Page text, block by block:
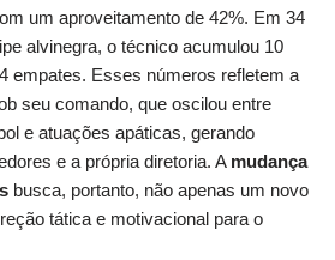
um aproveitamento de 42%. Em 34
alvinegra, o técnico acumulou 10
empates. Esses números refletem a
seu comando, que oscilou entre
e atuações apáticas, gerando
e a própria diretoria. A mudança
busca, portanto, não apenas um novo
tática e motivacional para o